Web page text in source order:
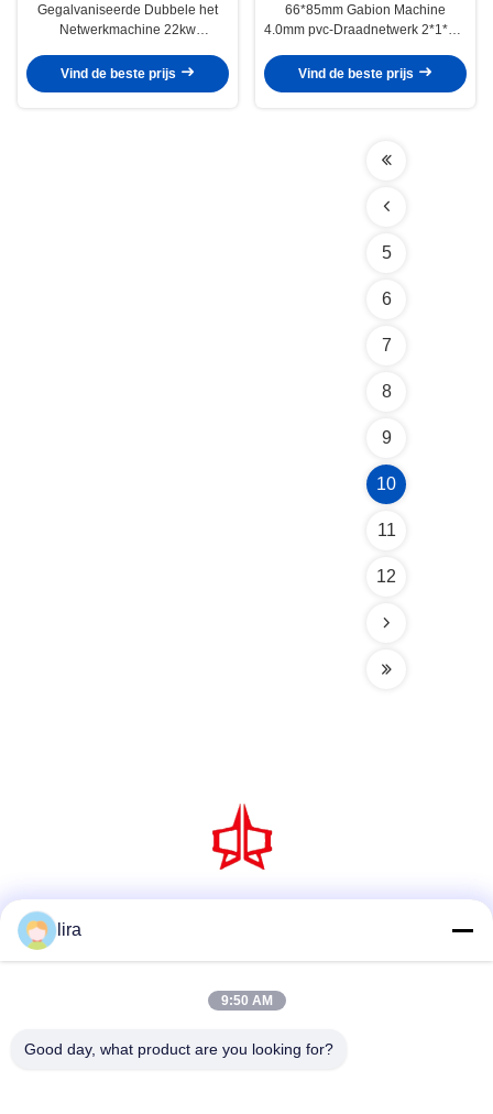
Gegalvaniseerde Dubbele het
Netwerkmachine 22kw
van Draaigabion
Vind de beste prijs
66*85mm Gabion Machine
4.0mm pvc-Draadnetwerk 2*1*1m
Vind de beste prijs
5
6
7
8
9
10
11
12
lira
9:50 AM
Good day, what product are you looking for?